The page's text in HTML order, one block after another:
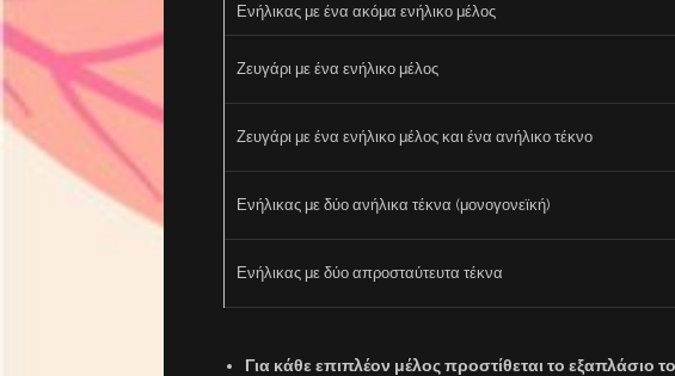
Ενήλικας με ένα ακόμα ενήλικο μέλος
Ζευγάρι με ένα ενήλικο μέλος
Ζευγάρι με ένα ενήλικο μέλος και ένα ανήλικο τέκνο
Ενήλικας με δύο ανήλικα τέκνα (μονογονεϊκή)
Ενήλικας με δύο απροσταύτευτα τέκνα
Για κάθε επιπλέον μέλος προστίθεται το εξαπλάσιο